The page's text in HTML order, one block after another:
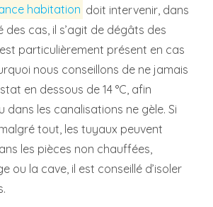
habitation doit intervenir, dans
des cas, il s’agit de dégâts des
particulièrement présent en cas
nous conseillons de ne jamais
en dessous de 14 °C, afin
dans les canalisations ne gèle. Si
tout, les tuyaux peuvent
les pièces non chauffées,
ou la cave, il est conseillé d’isoler